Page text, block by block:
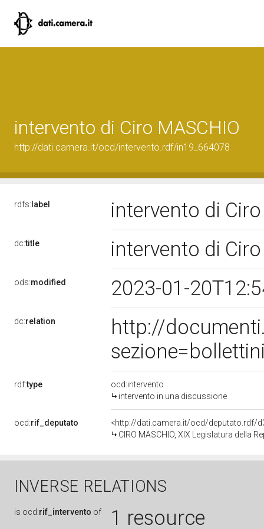
intervento di Ciro MASCHIO
http://dati.camera.it/ocd/intervento.rdf/in19_664078
rdfs: label intervento di
dc:title intervento di
ods:modified 2023-01-
dc:relation
http://
rdf:type
ocd:intervento
intervento in una discussione
ocd:rif_deputato
<http://dati.camera.it/ocd/deputato.rdf/
CIRO MASCHIO, XIX Legislatura della
INVERSE RELATIONS
is ocd:rif_intervento of 1 resource